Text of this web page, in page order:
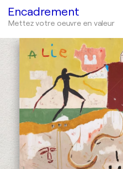
Encadrement
Mettez votre oeuvre en valeur